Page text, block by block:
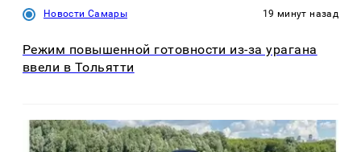
Новости Самары 19 минут назад
Режим повышенной готовности из-за урагана
ввели в Тольятти